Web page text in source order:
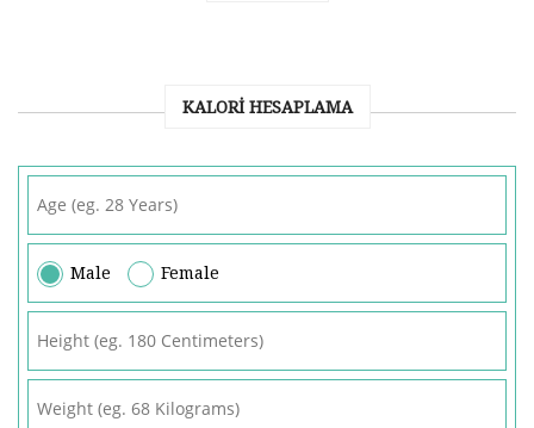
KALORI HESAPLAMA
Male Female